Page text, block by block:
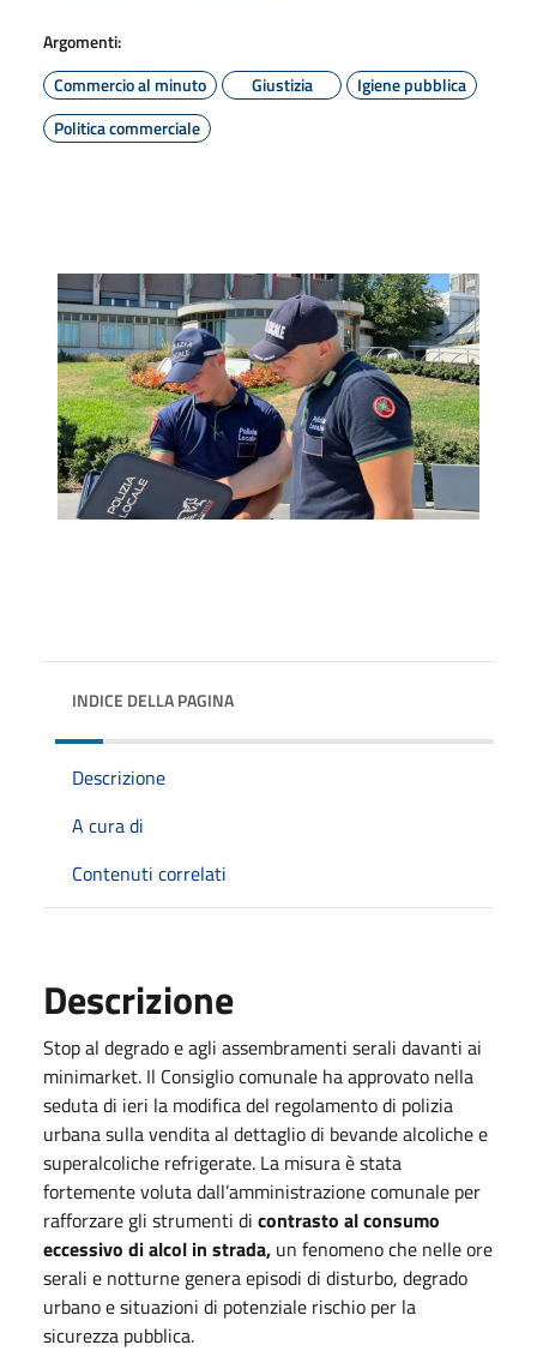
Argomenti:
Commercio al minuto
Giustizia
Igiene pubblica
Politica commerciale
INDICE DELLA PAGINA
Descrizione
A cura di
Contenuti correlati
Descrizione
Stop al degrado e agli assembramenti serali davanti ai
minimarket. Il Consiglio comunale ha approvato nella
seduta di ieri la modifica del regolamento di polizia
urbana sulla vendita al dettaglio di bevande alcoliche e
superalcoliche refrigerate. La misura è stata
fortemente voluta dall’amministrazione comunale per
rafforzare gli strumenti di contrasto al consumo
eccessivo di alcol in strada, un fenomeno che nelle ore
serali e notturne genera episodi di disturbo, degrado
urbano e situazioni di potenziale rischio per la
sicurezza pubblica.